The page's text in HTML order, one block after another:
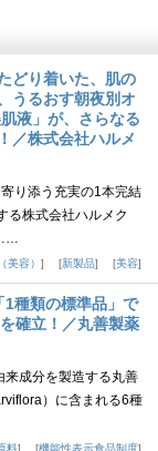
どり着いた、肌の
うるおす朝夜別オ
液」が、さらなる
／株式会社ハルメ
り添う充実の1本完結
る株式会社ハルメク
美容） 新製品 美容
1種類の標準品」で
確立！／丸善製薬
来成分を製造する丸善
）に含まれる6種
料 機能性表示食品制度